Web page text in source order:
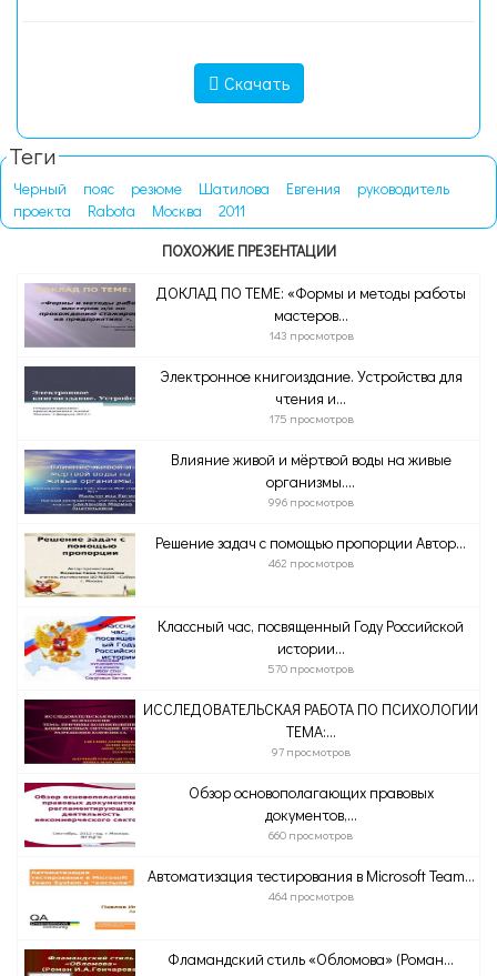
Скачать
Теги
Черный пояс резюме Шатилова Евгения
руководитель
проекта
Rabota Москва
2011
ПОХОЖИЕ ПРЕЗЕНТАЦИИ
ДОКЛАД ПО ТЕМЕ: «Формы и методы работы
мастеров...
143 просмотров
Электронное книгоиздание. Устройства для
чтения и...
175 просмотров
Влияние живой и мёртвой воды на живые
организмы....
996 просмотров
Решение задач с помощью пропорции Автор...
462 просмотров
Классный час, посвященный Году Российской
истории...
570 просмотров
ИССЛЕДОВАТЕЛЬСКАЯ РАБОТА ПО ПСИХОЛОГИИ
ТЕМА:...
97 просмотров
Обзор основополагающих правовых
документов,...
660 просмотров
Автоматизация тестирования в Microsoft Team...
464 просмотров
Фламандский стиль «Обломова» (Роман...